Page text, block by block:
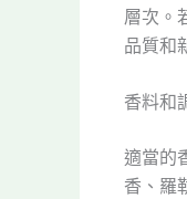
層次。
品質和
香料和
適當的
香、羅